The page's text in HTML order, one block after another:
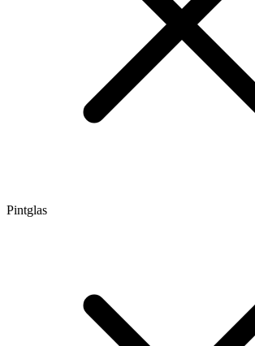
Pintglas